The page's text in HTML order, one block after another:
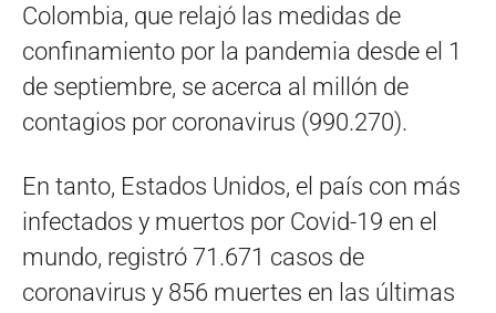
Colombia, que relajó las medidas de
confinamiento por la pandemia desde el 1
de septiembre, se acerca al millón de
contagios por coronavirus (990.270).
En tanto, Estados Unidos, el país con más
infectados y muertos por Covid-19 en el
mundo, registró 71.671 casos de
coronavirus y 856 muertes en las últimas